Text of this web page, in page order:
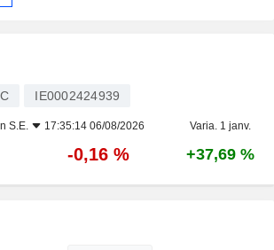
IE0002424939
S.E. 17:35:14 06/08/2026 Varia. 1 janv.
-0,16 % +37,69 %